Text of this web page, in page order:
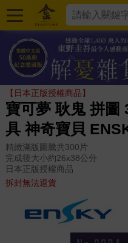
【日本正版授權商品】
寶可夢 耿鬼 拼圖
具 神奇寶貝
精緻滿版圖騰共300片
完成後大小約26x38公分
日本正版授權商品
拆封無法退貨